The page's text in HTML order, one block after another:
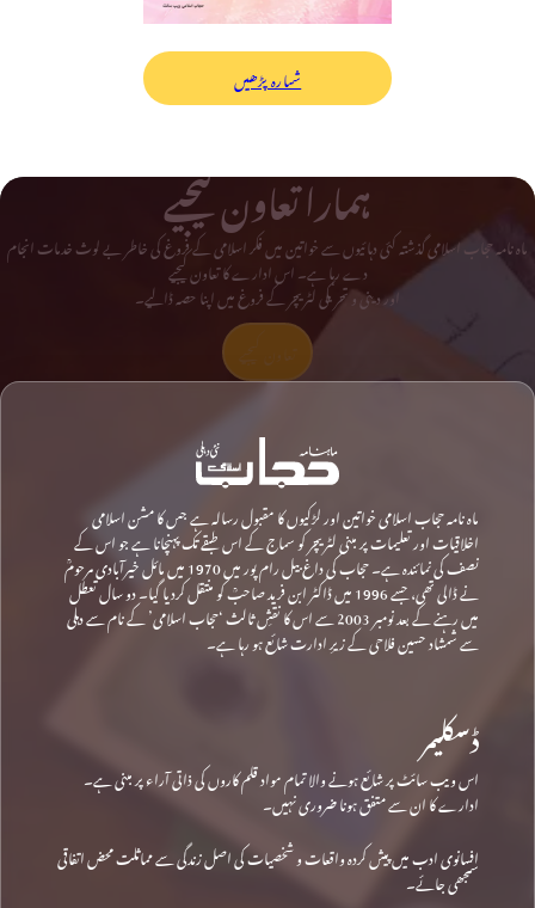
شمارہ پڑھیں
ہمارا تعاون کیجیے
ماہ نامہ حجاب اسلامی گذشتہ کئی دہائیوں سے خواتین میں فکر اسلامی کے فروغ کی خاطر بے لوث خدمات انجام
دے رہا ہے۔ اس ادارے کا تعاون کیجیے
اور دینی و تحریکی لٹریچر کے فروغ میں اپنا حصہ ڈالیے۔
ماہ نامہ حجاب اسلامی خواتین اور لڑکیوں کا مقبول رسالہ ہے جس کا مشن اسلامی
اخلاقیات اور تعلیمات پر مبنی لٹریچر کو سماج کے اس طبقے تک پہنچانا ہے جو اس کے
نصف کی نمائندہ ہے۔ حجاب کی داغ بیل رام پور میں 1970 میں مائل خیرآبادی مرحومؒ
نے ڈالی تھی، جسے 1996 میں ڈاکٹر ابن فرید صاحبؒ کو منتقل کردیا گیا۔ دو سال تعطل
میں رہنے کے بعد نومبر 2003 سے اس کا نقشِ ثالث ‘حجاب اسلامی’ کے نام سے دہلی
سے شمشاد حسین فلاحی کے زیرِ ادارت شائع ہو رہا ہے۔
ڈسکلیمر
اس ویب سائٹ پر شائع ہونے والا تمام مواد قلم کاروں کی ذاتی آراء پر مبنی ہے۔
ادارے کا ان سے متفق ہونا ضروری نہیں۔
افسانوی ادب میں پیش کردہ واقعات و شخصیات کی اصل زندگی سے مماثلت محض اتفاقی
سمجھی جائے۔